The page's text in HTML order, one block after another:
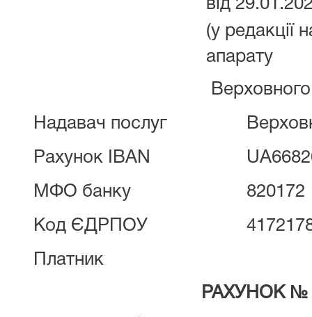
від
(у редакції
апарату
Надавач послуг
Рахунок IBAN
МФО банку 820172
Код ЄДРПОУ
Платник
РАХУНОК №